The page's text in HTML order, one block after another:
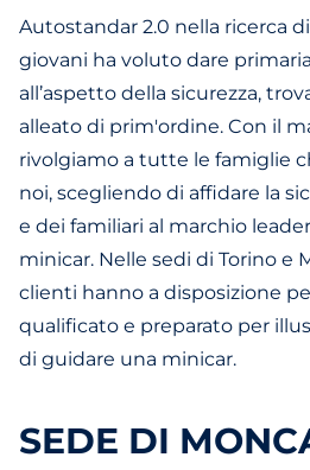
Autostandar 2.0 nella ricerca
giovani ha voluto dare
all’aspetto della sicurezza,
alleato di prim'ordine. Con il
rivolgiamo a tutte le famiglie
noi, scegliendo di affidare la
e dei familiari al marchio
minicar. Nelle sedi di Torino e
clienti hanno a disposizione
qualificato e preparato per
di guidare una minicar.
SEDE DI